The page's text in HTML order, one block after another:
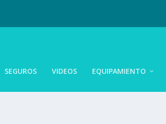
SEGUROS VIDEOS EQUIPAMIENTO